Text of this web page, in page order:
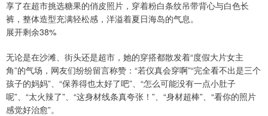
享了在超市挑选糖果的俏皮照片，穿着粉白条纹吊带背心与白色长
裤，整体造型充满轻松感，洋溢着夏日海岛的气息。
展开剩余38%
无论是在沙滩、街头还是超市，她的穿搭都散发着“度假大片女主
角”的气场，网友们纷纷留言称赞：“若仪真会穿啊”“完全看不出是三个
孩子的妈妈”、“保养得也太好了吧”、“怎么可能没有一点小肚子
呢”、“太火辣了”、“这身材线条真夸张！”、“身材超棒”、“看你的照片
感觉好治愈”。